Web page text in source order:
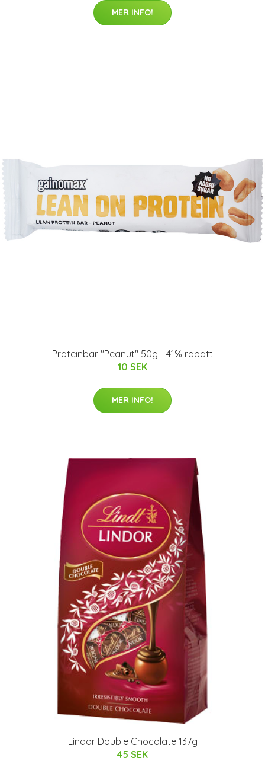
MER INFO!
Proteinbar "Peanut" 50g - 41% rabatt
10 SEK
MER INFO!
Lindor Double Chocolate 137g
45 SEK